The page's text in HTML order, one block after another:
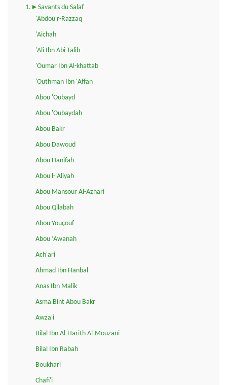
1.►Savants du Salaf
'Abdou r-Razzaq
'Aichah
'Ali Ibn Abi Talib
'Oumar Ibn Al-khattab
'Outhman Ibn 'Affan
Abou 'Oubayd
Abou 'Oubaydah
Abou Bakr
Abou Dawoud
Abou Hanifah
Abou l-'Aliyah
Abou Mansour Al-Azhari
Abou Qilabah
Abou Youçouf
Abou ‘Awanah
Ach'ari
Ahmad Ibn Hanbal
Anas Ibn Malik
Asma Bint Abou Bakr
Awza'i
Bilal Ibn Al-Harith Al-Mouzani
Bilal Ibn Rabah
Boukhari
Chafi'i